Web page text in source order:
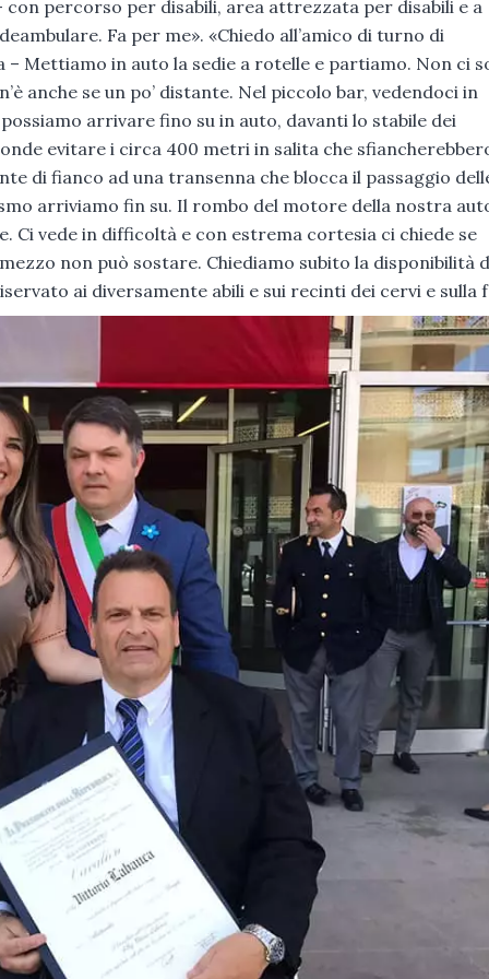
con percorso per disabili, area attrezzata per disabili e a
Fa per me». «Chiedo all’amico di turno di
Mettiamo in auto la sedie a rotelle e partiamo. Non ci
anche se un po’ distante. Nel piccolo bar, vedendoci in
arrivare fino su in auto, davanti lo stabile dei
evitare i circa 400 metri in salita che
di fianco ad una transenna che blocca il passaggio
arriviamo fin su. Il rombo del motore della nostra
Ci vede in difficoltà e con estrema cortesia ci chiede se
non può sostare. Chiediamo subito la disponibilità
ai diversamente abili e sui recinti dei cervi e sulla